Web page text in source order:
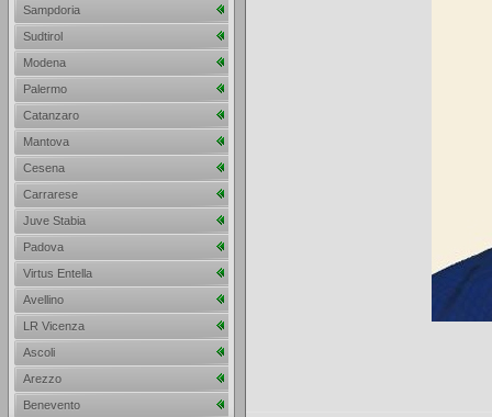
Sampdoria
Sudtirol
Modena
Palermo
Catanzaro
Mantova
Cesena
Carrarese
Juve Stabia
Padova
Virtus Entella
Avellino
LR Vicenza
Ascoli
Arezzo
Benevento